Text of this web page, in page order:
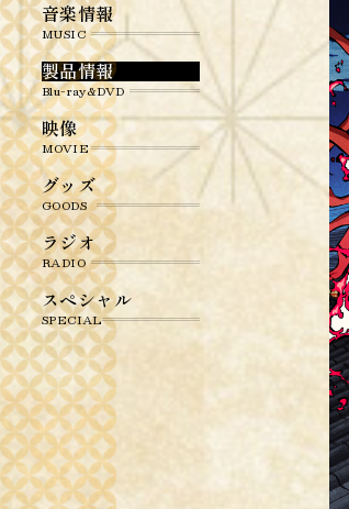
音楽情報
MUSIC
製品情報
Blu-ray&DVD
映像
MOVIE
グッズ
GOODS
ラジオ
RADIO
スペシャル
SPECIAL